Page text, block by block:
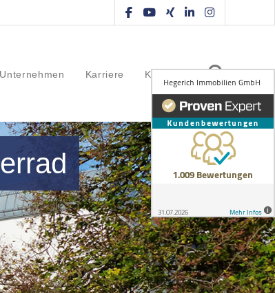
Unternehmen Karriere Kontakt